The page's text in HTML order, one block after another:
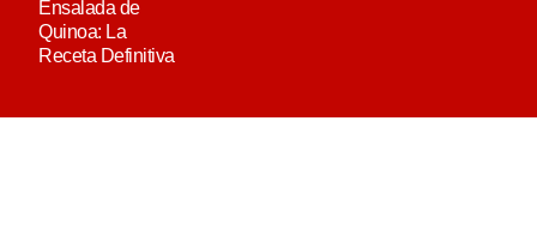
Ensalada de
Quinoa: La
Receta Definitiva